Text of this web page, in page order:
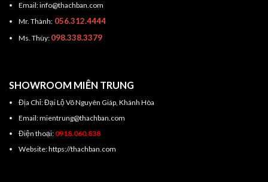
Email: info@thachban.com
Mr. Thành:056.312.4444
Ms. Thùy: 098.338.3379
SHOWROOM MIÊN TRUNG
Địa Chỉ: Đại Lộ Võ Nguyên Giáp, Khánh Hòa
Email: mientrung@thachban.com
Điện thoại: 0918.060.838
Website: https://thachban.com